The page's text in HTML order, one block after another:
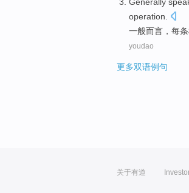
operation
一般而言 ， 每条
youdao
更多双语例句
关于有道